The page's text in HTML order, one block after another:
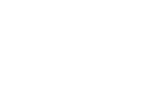
(клиент